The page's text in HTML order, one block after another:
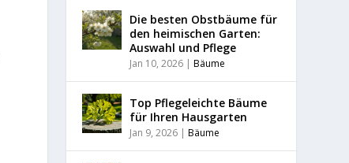
Die besten Obstbäume für
den heimischen Garten:
Auswahl und Pflege
Jan 10, 2026 |Bäume
Top Pflegeleichte Bäume
für Ihren Hausgarten
Jan 9, 2026 |Bäume